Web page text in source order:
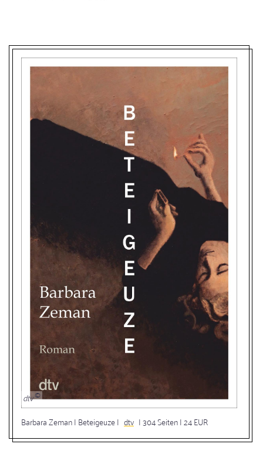
dtv
Barbara Zeman | Beteigeuze | dtv | 304 Seiten | 24 EUR